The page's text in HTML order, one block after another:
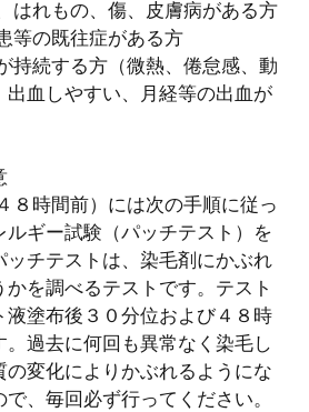
はれもの、傷、皮膚病がある方
等の既往症がある方
持続する方（微熱、倦怠感、動
出血しやすい、月経等の出血が
時間前）には次の手順に従っ
ルギー試験（パッチテスト）を
ッチテストは、染毛剤にかぶれ
かを調べるテストです。テスト
液塗布後３０分位および４８時
。過去に何回も異常なく染毛し
の変化によりかぶれるようにな
、毎回必ず行ってください。